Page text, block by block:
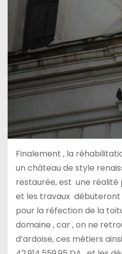
Finalement , la
un château de style
restaurée, est une réalité
et les travaux débuteront
pour la réfection de la
domaine , car , on ne
d’ardoise, ces métiers